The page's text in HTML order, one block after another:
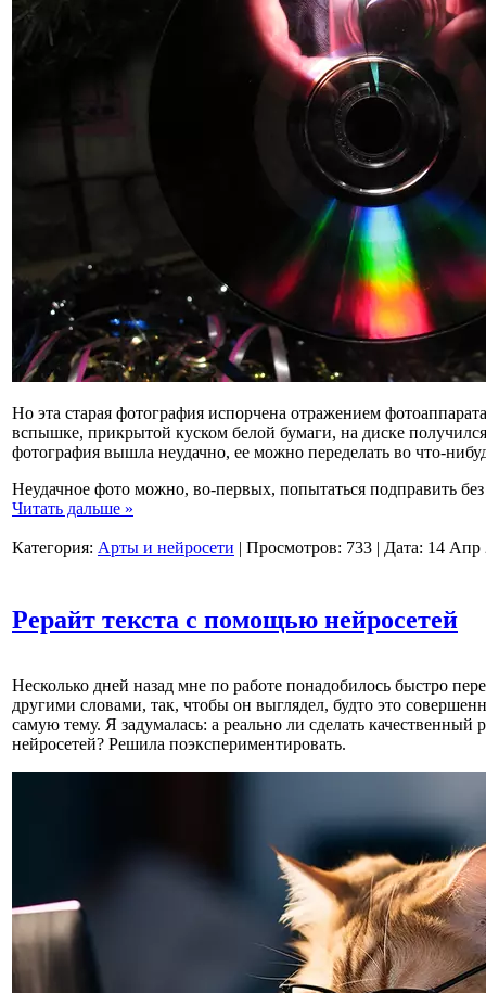
Но эта старая фотография испорчена отражением
вспышке, прикрытой куском белой бумаги, на диске
фотография вышла неудачно, ее можно переделать во что-
Неудачное фото можно, во-первых, попытаться подправить
Читать дальше »
Категория: Арты и нейросети | Просмотров: 733 | Дата: 14 Апр
Рерайт текста с помощью нейросетей
Несколько дней назад мне по работе понадобилось быстро
другими словами, так, чтобы он выглядел, будто это
самую тему. Я задумалась: а реально ли сделать качественный
нейросетей? Решила поэкспериментировать.